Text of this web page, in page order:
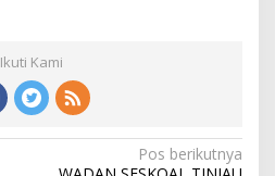
Ikuti Kami
Pos berikutnya